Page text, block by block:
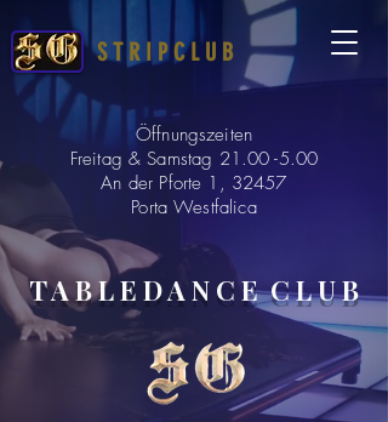
S T R I P C L U B
Öffnungszeiten
Freitag & Samstag 21.00 -5.00
An der Pforte 1, 32457
Porta Westfalica
T A B L E D A N C E C L U B